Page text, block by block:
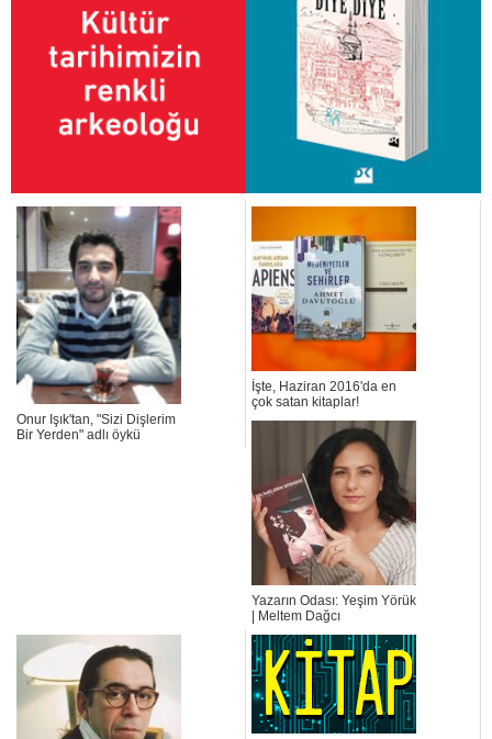
Onur Işık'tan, "Sizi Dişlerim
Bir Yerden" adlı öykü
İşte, Haziran 2016'da en
çok satan kitaplar!
Yazarın Odası: Yeşim Yörük
| Meltem Dağcı